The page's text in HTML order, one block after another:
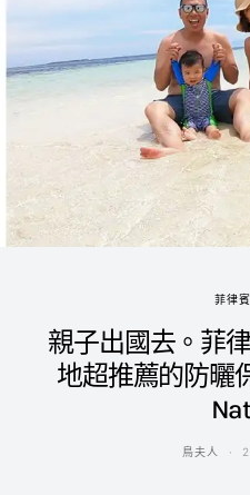
菲律
親子出國去。菲
地超推薦的防曬
鳥夫人